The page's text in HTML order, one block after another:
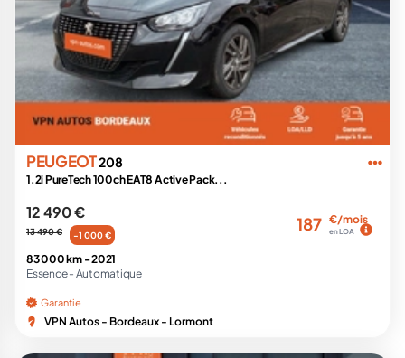
PEUGEOT208
1.2i PureTech 100ch EAT8 Active Pack...
12 490 €
13 490 € -1 000 €
187 €/mois
en LOA
83 000 km -2021
Essence - Automatique
Garantie
VPN Autos - Bordeaux - Lormont